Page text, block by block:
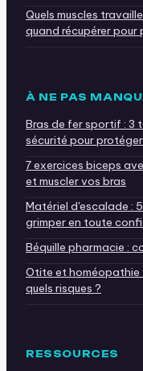
Quels muscles
quand récupérer pour
À NE PAS
Bras de fer sportif : 3
sécurité pour
7 exercices biceps
et muscler vos bras
Matériel d'escalade :
grimper en toute
Béquille pharmacie :
Otite et homéopathie
quels risques ?
RESSOURCES